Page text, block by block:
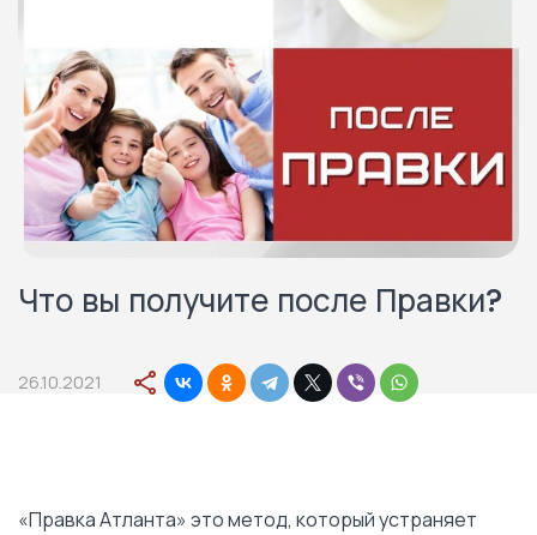
Что вы получите после Правки?
26.10.2021
«Правка Атланта» это метод, который устраняет